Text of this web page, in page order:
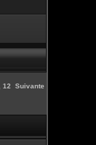
12 Suivante